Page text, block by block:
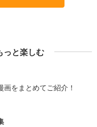
っと楽しむ
をまとめてご紹介！